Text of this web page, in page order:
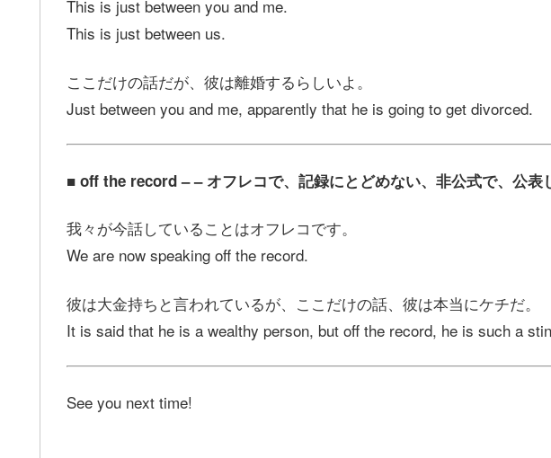
This is just between you and me.
This is just between us.
ここだけの話だが、彼は離婚するらしいよ。
Just between you and me, apparently that he is going to get divorced.
■ off the record – – オフレコで、記録にとどめない、非公式で、公表
我々が今話していることはオフレコです。
We are now speaking off the record.
彼は大金持ちと言われているが、ここだけの話、彼は本当にケチだ。
It is said that he is a wealthy person, but off the record, he is such a
See you next time!